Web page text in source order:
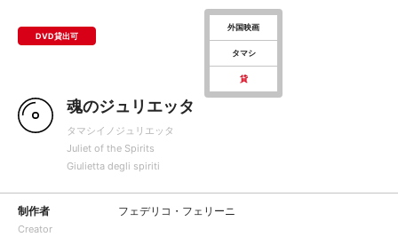
DVD貸出可
外国映画
タマシ
貸
魂のジュリエッタ
タマシイノジュリエッタ
Juliet of the Spirits
Giulietta degli spiriti
制作者
Creator
フェデリコ・フェリーニ